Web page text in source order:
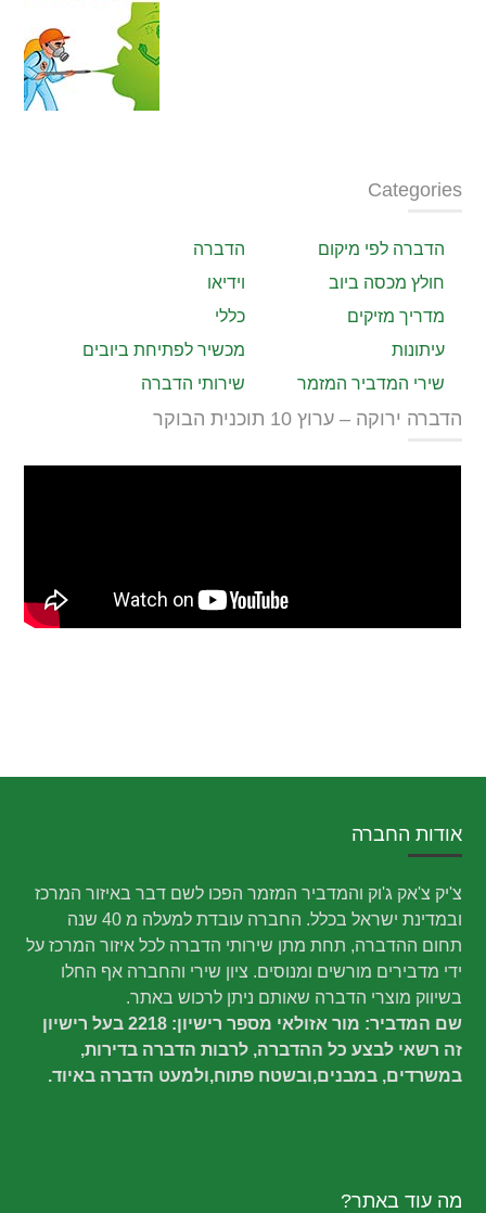
Categories
הדברה
הדברה לפי מיקום
וידיאו
חולץ מכסה ביוב
כללי
מדריך מזיקים
מכשיר לפתיחת ביובים
עיתונות
שירותי הדברה
שירי המדביר המזמר
הדברה ירוקה – ערוץ 10 תוכנית הבוקר
אודות החברה
צ'יק צ'אק ג'וק והמדביר המזמר הפכו לשם דבר באיזור המרכז
ובמדינת ישראל בכלל. החברה עובדת למעלה מ 40 שנה
תחום ההדברה, תחת מתן שירותי הדברה לכל איזור המרכז על
ידי מדבירים מורשים ומנוסים. ציון שירי והחברה אף החלו
בשיווק מוצרי הדברה שאותם ניתן לרכוש באתר.
שם המדביר: מור אזולאי מספר רישיון: 2218 בעל רישיון
זה רשאי לבצע כל ההדברה, לרבות הדברה בדירות,
במשרדים, במבנים,ובשטח פתוח,ולמעט הדברה באיוד.
מה עוד באתר?